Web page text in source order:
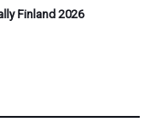
Finland 2026